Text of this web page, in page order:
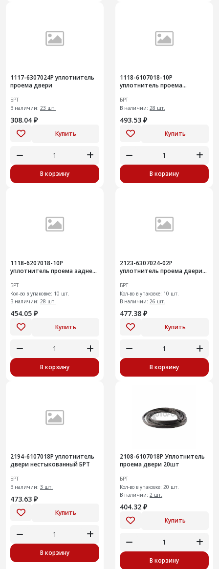
1117-6307024Р уплотнитель
проема двери
БРТ
В наличии: 23 шт.
308.04 ₽
Купить
В корзину
1118-6107018-10Р
уплотнитель проема
БРТ
В наличии: 28 шт.
493.53 ₽
Купить
В корзину
1118-6207018-10Р
уплотнитель проема задней
БРТ
Кол-во в упаковке: 10 шт.
В наличии: 28 шт.
454.05 ₽
Купить
В корзину
2123-6307024-02Р
уплотнитель проема двери
БРТ
Кол-во в упаковке: 10 шт.
В наличии: 26 шт.
477.38 ₽
Купить
В корзину
2194-6107018Р уплотнитель
двери нестыкованный БРТ
БРТ
В наличии: 3 шт.
473.63 ₽
Купить
В корзину
2108-6107018Р Уплотнитель
проема двери 20шт
БРТ
Кол-во в упаковке: 20 шт.
В наличии: 2 шт.
404.32 ₽
Купить
В корзину